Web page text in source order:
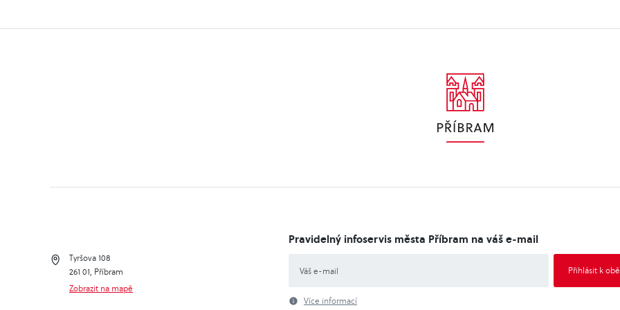
Tyršova 108
261 01, Příbram
Zobrazit na mapě
Pravidelný infoservis města Příbram na váš e-mail
Více informací